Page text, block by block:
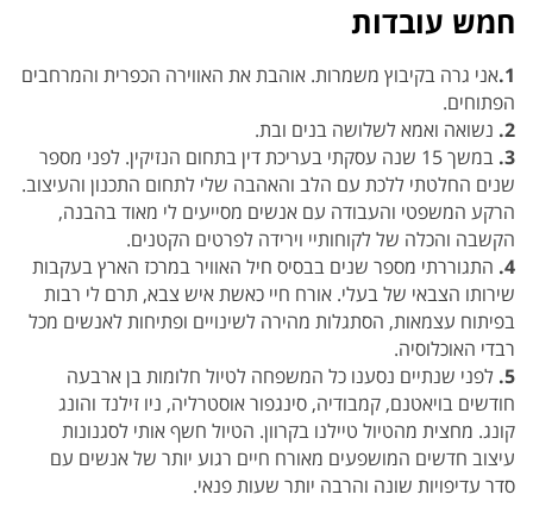
חמש עובדות
1. אני גרה בקיבוץ משמרות. אוהבת את האווירה הכפרית והמרחבים
הפתוחים.
2. נשואה ואמא לשלושה בנים ובת.
3.
במשך 15 שנה עסקתי בעריכת דין בתחום הנזיקין. לפני מספר
שנים החלטתי ללכת עם הלב והאהבה שלי לתחום התכנון והעיצוב.
הרקע המשפטי והעבודה עם אנשים מסייעים לי מאוד בהבנה,
הקשבה והכלה של לקוחותיי וירידה לפרטים הקטנים.
4. התגוררתי מספר שנים בבסיס חיל האוויר במרכז הארץ בעקבות
שירותו הצבאי של בעלי. אורח חיי כאשת איש צבא, תרם לי רבות
בפיתוח עצמאות, הסתגלות מהירה לשינויים ופתיחות לאנשים מכל
רבדי האוכלוסיה.
5. לפני שנתיים נסענו כל המשפחה לטיול חלומות בן ארבעה
חודשים בויאטנם, קמבודיה, סינגפור אוסטרליה, ניו זילנד והונג
קונג. מחצית מהטיול טיילנו בקרוון. הטיול חשף אותי לסגנונות
עיצוב חדשים המושפעים מאורח חיים רגוע יותר של אנשים עם
סדר עדיפויות שונה והרבה יותר שעות פנאי.